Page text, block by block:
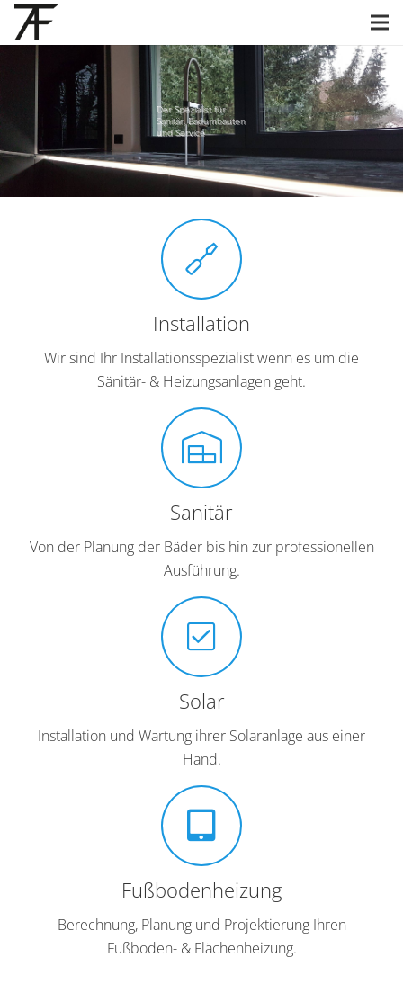
Der Spezialist für
Sanitär, Badumbauten
und Service
Installation
Wir sind Ihr Installationsspezialist wenn es um die
Sänitär- & Heizungsanlagen geht.
Sanitär
Von der Planung der Bäder bis hin zur professionellen
Ausführung.
Solar
Installation und Wartung ihrer Solaranlage aus einer
Hand.
Fußbodenheizung
Berechnung, Planung und Projektierung Ihren
Fußboden- & Flächenheizung.